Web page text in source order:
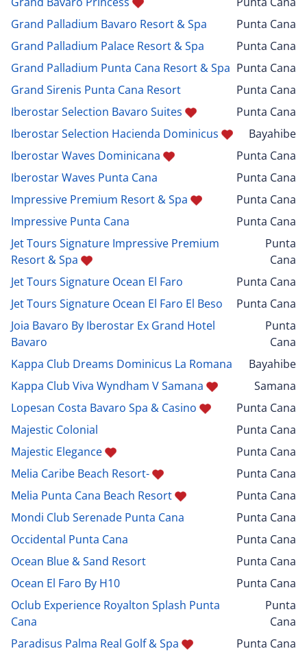
Grand Palladium Bavaro Resort & Spa
Punta Cana
Grand Palladium Palace Resort & Spa
Punta Cana
Grand Palladium Punta Cana Resort & Spa Punta Cana
Grand Sirenis Punta Cana Resort
Punta Cana
Iberostar Selection Bavaro Suites
Punta Cana
Iberostar Selection Hacienda Dominicus
Bayahibe
Iberostar Waves Dominicana
Punta Cana
Iberostar Waves Punta Cana
Punta Cana
Impressive Premium Resort & Spa
Punta Cana
Impressive Punta Cana
Punta Cana
Jet Tours Signature Impressive Premium
Resort & Spa
Punta
Cana
Jet Tours Signature Ocean El Faro
Punta Cana
Jet Tours Signature Ocean El Faro El Beso
Punta Cana
Joia Bavaro By Iberostar Ex Grand Hotel
Bavaro
Punta
Cana
Kappa Club Dreams Dominicus La Romana
Bayahibe
Kappa Club Viva Wyndham V Samana
Samana
Lopesan Costa Bavaro Spa & Casino
Punta Cana
Majestic Colonial
Punta Cana
Majestic Elegance
Punta Cana
Melia Caribe Beach Resort-
Punta Cana
Melia Punta Cana Beach Resort
Punta Cana
Mondi Club Serenade Punta Cana
Punta Cana
Occidental Punta Cana
Punta Cana
Ocean Blue & Sand Resort
Punta Cana
Ocean El Faro By H10
Punta Cana
Oclub Experience Royalton Splash Punta
Cana
Punta
Cana
Paradisus Palma Real Golf & Spa
Punta Cana